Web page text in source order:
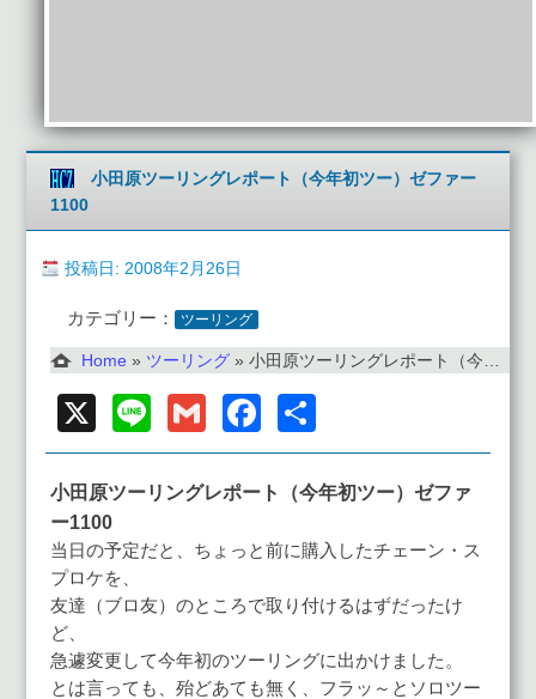
小田原ツーリングレポート（今年初ツー）ゼファー
1100
投稿日: 2008年2月26日
カテゴリー： ツーリング
Home » ツーリング » 小田原ツーリングレポート（今年初ツー）ゼファー1100
X Line GmailFacebook
有
小田原ツーリングレポート（今年初ツー）ゼファ
ー1100
当日の予定だと、ちょっと前に購入したチェーン・ス
プロケを、
友達（ブロ友）のところで取り付けるはずだったけ
ど、
急遽変更して今年初のツーリングに出かけました。
とは言っても、殆どあても無く、フラッ～とソロツー